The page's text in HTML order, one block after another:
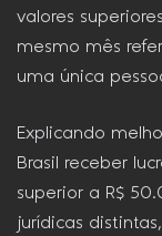
valores
mesmo mês
uma única
Explicando
Brasil receber
superior a R$
jurídicas